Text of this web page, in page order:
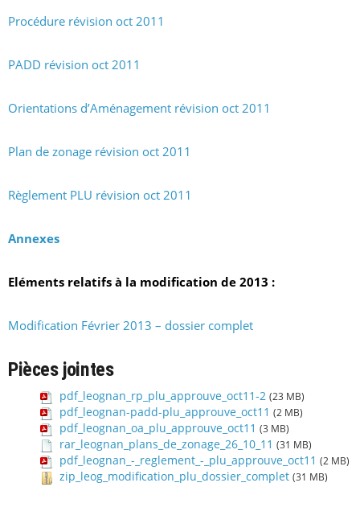
Procédure révision oct 2011
PADD révision oct 2011
Orientations d’Aménagement révision oct 2011
Plan de zonage révision oct 2011
Règlement PLU révision oct 2011
Annexes
Eléments relatifs à la modification de 2013 :
Modification Février 2013 – dossier complet
Pièces jointes
pdf_leognan_rp_plu_approuve_oct11-2 (23 MB)
pdf_leognan-padd-plu_approuve_oct11 (2 MB)
pdf_leognan_oa_plu_approuve_oct11 (3 MB)
rar_leognan_plans_de_zonage_26_10_11 (31 MB)
pdf_leognan_-_reglement_-_plu_approuve_oct11 (2 MB)
zip_leog_modification_plu_dossier_complet (31 MB)